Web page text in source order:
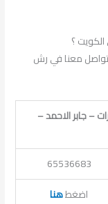
؟
معنا في رش
– جابر الاحمد –
65536683
اضغطهنا